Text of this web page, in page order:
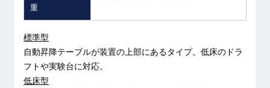
重
標準型
自動昇降テーブルが装置の上部にあるタイプ。低床のドラ
フトや実験台に対応。
低床型